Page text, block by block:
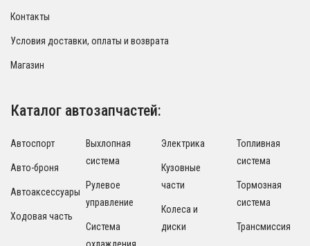
Контакты
Условия доставки, оплаты и возврата
Магазин
Каталог автозапчастей:
Автоспорт
Авто-броня
Автоаксессуары
Ходовая часть
Выхлопная
система
Рулевое
управление
Система
Электрика
Кузовные
части
Колеса и
диски
Топливная
система
Тормозная
система
Трансмиссия